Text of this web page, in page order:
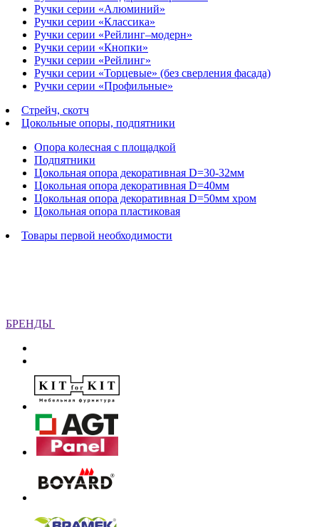
Ручки серии «Алюминий»
Ручки серии «Классика»
Ручки серии «Рейлинг–модерн»
Ручки серии «Кнопки»
Ручки серии «Рейлинг»
Ручки серии «Торцевые» (без сверления фасада)
Ручки серии «Профильные»
Стрейч, скотч
Цокольные опоры, подпятники
Опора колесная с площадкой
Подпятники
Цокольная опора декоративная D=30-32мм
Цокольная опора декоративная D=40мм
Цокольная опора декоративная D=50мм хром
Цокольная опора пластиковая
Товары первой необходимости
БРЕНДЫ